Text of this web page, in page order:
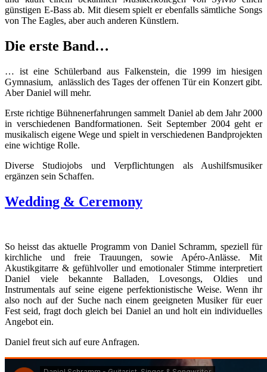
günstigen E-Bass ab. Mit diesem spielt er ebenfalls sämtliche Songs
von The Eagles, aber auch anderen Künstlern.
Die erste Band…
… ist eine Schülerband aus Falkenstein, die 1999 im hiesigen
Gymnasium, anlässlich des Tages der offenen Tür ein Konzert gibt.
Aber Daniel will mehr.
Erste richtige Bühnenerfahrungen sammelt Daniel ab dem Jahr 2000
in verschiedenen Bandformationen. Seit September 2004 geht er
musikalisch eigene Wege und spielt in verschiedenen Bandprojekten
eine wichtige Rolle.
Diverse Studiojobs und Verpflichtungen als Aushilfsmusiker
ergänzen sein Schaffen.
Wedding & Ceremony
So heisst das aktuelle Programm von Daniel Schramm, speziell für
kirchliche und freie Trauungen, sowie Apéro-Anlässe. Mit
Akustikgitarre & gefühlvoller und emotionaler Stimme interpretiert
Daniel viele bekannte Balladen, Lovesongs, Oldies und
Instrumentals auf seine eigene perfektionistische Weise. Wenn ihr
also noch auf der Suche nach einem geeigneten Musiker für euer
Fest seid, fragt doch gleich bei Daniel an und holt ein individuelles
Angebot ein.
Daniel freut sich auf eure Anfragen.